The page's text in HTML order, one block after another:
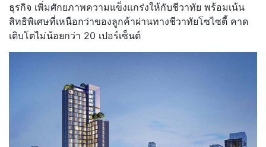
ธุรกิจ เพิ่มศักยภาพความแข็งแกร่งให้กับชีวาทัย พร้อมเน้น
สิทธิพิเศษที่เหนือกว่าของลูกค้าผ่านทางชีวาทัยโซไซตี้ คาด
เติบโตไม่น้อยกว่า 20 เปอร์เซ็นต์